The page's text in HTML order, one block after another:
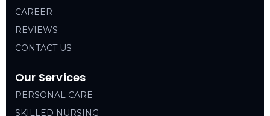
CAREER
REVIEWS
CONTACT US
Our Services
PERSONAL CARE
SKILLED NURSING